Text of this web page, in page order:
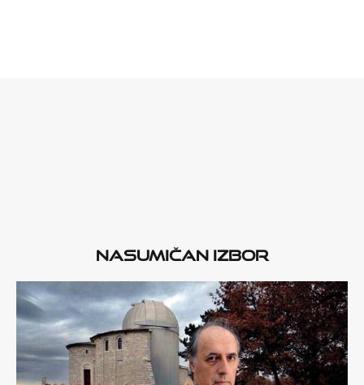
Nasumičan izbor